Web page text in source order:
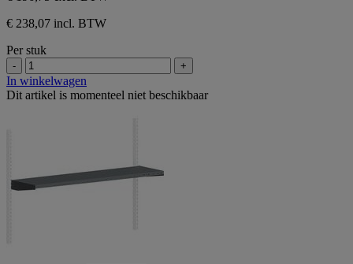
sterren.
€ 238,07 incl. BTW
Per stuk
- +
In winkelwagen
Dit artikel is momenteel niet beschikbaar